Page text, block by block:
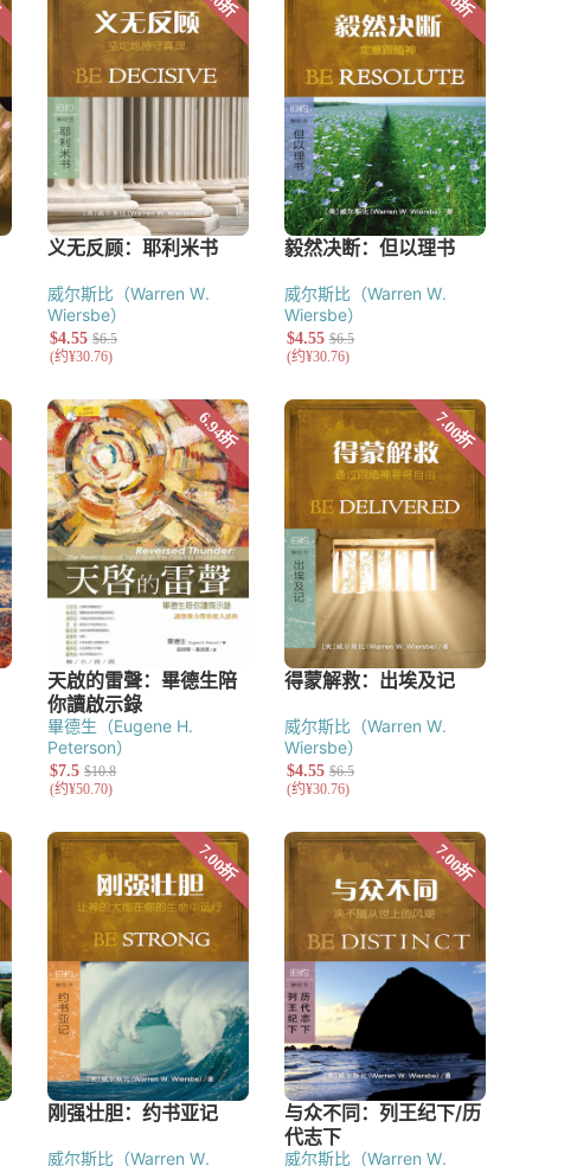
威尔斯比（Warren W.
Wiersbe）
威尔斯比（Warren W.
Wiersbe）
畢德生（Eugene H.
Peterson）
威尔斯比（Warren W.
Wiersbe）
威尔斯比（Warren W. 威尔斯比（Warren W.